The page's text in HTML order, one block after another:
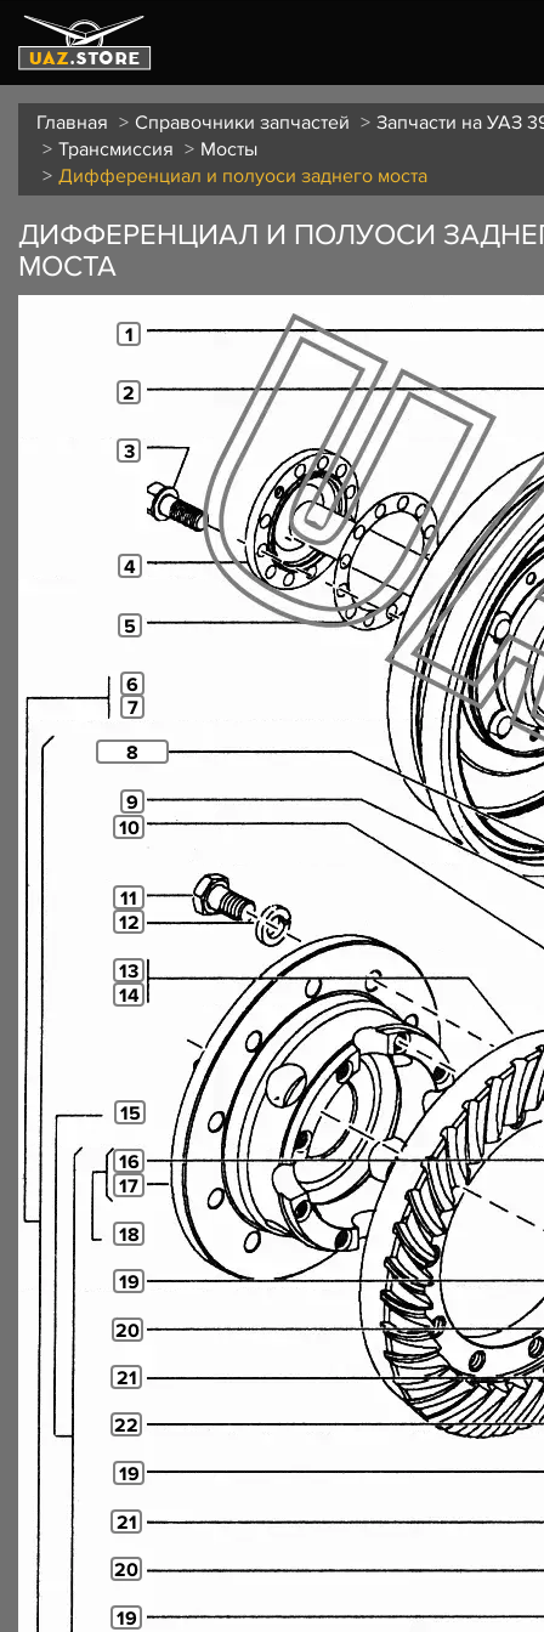
Главная Справочники запчастей
Запчасти на УАЗ
Трансмиссия
Мосты
Дифференциал и полуоси заднего моста
ДИФФЕРЕНЦИАЛ И ПОЛУОСИ
МОСТА
1
2
3
4
5
6
7
9
10
11
12
13
14
15
16
17
18
19
19
19
20
20
21
21
22
8